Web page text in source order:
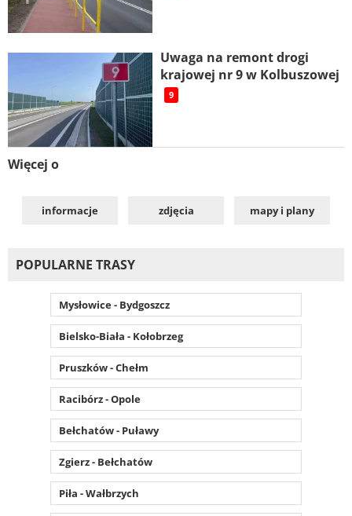
Uwaga na remont drogi
krajowej nr 9 w Kolbuszowej
9
Więcej o
informacje zdjęcia mapy i plany
POPULARNE TRASY
Mysłowice - Bydgoszcz
Bielsko-Biała - Kołobrzeg
Pruszków - Chełm
Racibórz - Opole
Bełchatów - Puławy
Zgierz - Bełchatów
Piła - Wałbrzych